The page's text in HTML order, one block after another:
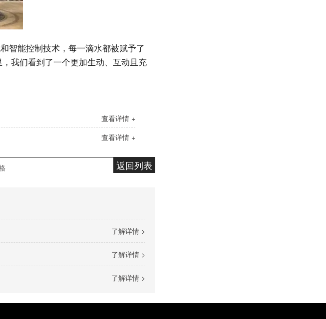
智能控制技术，每一滴水都被赋予了
我们看到了一个更加生动、互动且充
查看详情 +
查看详情 +
返回列表
了解详情 >
了解详情 >
了解详情 >